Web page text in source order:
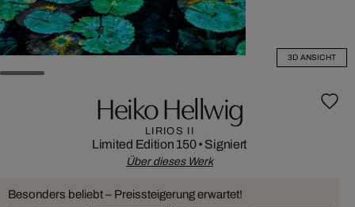
3D ANSICHT
Heiko Hellwig
LIRIOS II
Limited Edition 150• Signiert
Über dieses Werk
Besonders beliebt – Preissteigerung erwartet!